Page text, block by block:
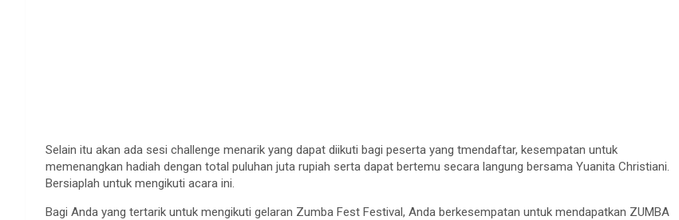
Selain itu akan ada sesi challenge menarik yang dapat diikuti bagi peserta yang tmendaftar, kesempatan untuk
memenangkan hadiah dengan total puluhan juta rupiah serta dapat bertemu secara langung bersama Yuanita Christiani.
Bersiaplah untuk mengikuti acara ini.
Bagi Anda yang tertarik untuk mengikuti gelaran Zumba Fest Festival, Anda berkesempatan untuk mendapatkan ZUMBA